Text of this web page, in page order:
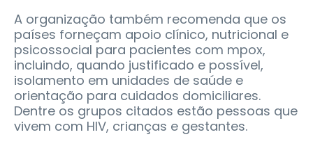
A organização também recomenda que os
países forneçam apoio clínico, nutricional e
psicossocial para pacientes com mpox,
incluindo, quando justificado e possível,
isolamento em unidades de saúde e
orientação para cuidados domiciliares.
Dentre os grupos citados estão pessoas que
vivem com HIV, crianças e gestantes.